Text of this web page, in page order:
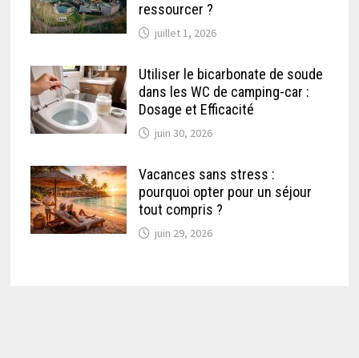
ressourcer ?
juillet 1, 2026
Utiliser le bicarbonate de soude
dans les WC de camping-car :
Dosage et Efficacité
juin 30, 2026
Vacances sans stress :
pourquoi opter pour un séjour
tout compris ?
juin 29, 2026